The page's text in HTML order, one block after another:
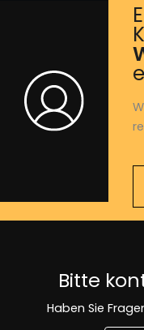
Bitte
Haben Sie